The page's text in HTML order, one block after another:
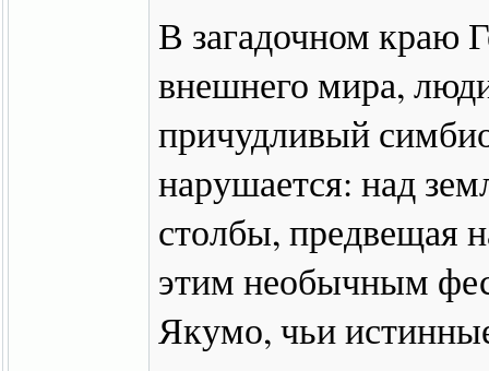
В загадочном краю
внешнего мира,
причудливый
нарушается: над
столбы, предвещая
этим необычным
Якумо, чьи